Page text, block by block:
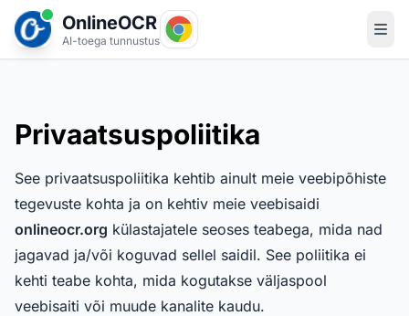
OnlineOCR
AI-toega tunnustus
Privaatsuspoliitika
See privaatsuspoliitika kehtib ainult meie veebipõhiste
tegevuste kohta ja on kehtiv meie veebisaidi
onlineocr.org külastajatele seoses teabega, mida nad
jagavad ja/või koguvad sellel saidil. See poliitika ei
kehti teabe kohta, mida kogutakse väljaspool
veebisaiti või muude kanalite kaudu.